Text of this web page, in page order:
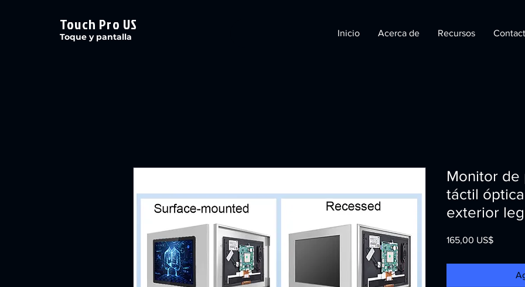
Touch Pro US
Toque y pantalla Inicio Acerca de Recursos
Monitor de
táctil
exterior
165,00 US$Precio